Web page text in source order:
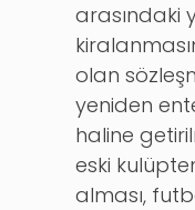
arasındaki
olan
yeniden
haline
eski
alması,